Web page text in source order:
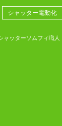
シャッター電動化
ャッターソムフィ職